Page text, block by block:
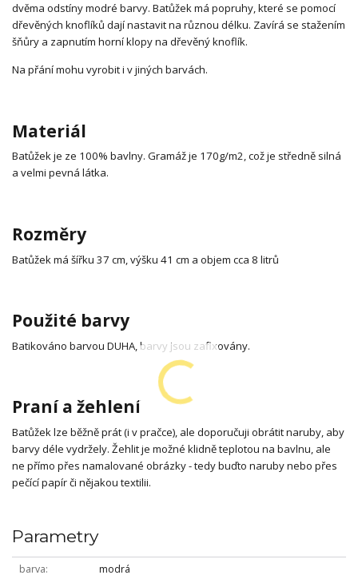
dvěma odstíny modré barvy. Batůžek má popruhy, které se pomocí
dřevěných knoflíků dají nastavit na různou délku. Zavírá se stažením
šňůry a zapnutím horní klopy na dřevěný knoflík.
Na přání mohu vyrobit i v jiných barvách.
Materiál
Batůžek je ze 100% bavlny. Gramáž je 170g/m2, což je středně silná
a velmi pevná látka.
Rozměry
Batůžek má šířku 37 cm, výšku 41 cm a objem cca 8 litrů
Použité barvy
Batikováno barvou DUHA, barvy jsou zafixovány.
Praní a žehlení
Batůžek lze běžně prát (i v pračce), ale doporučuji obrátit naruby, aby
barvy déle vydržely. Žehlit je možné klidně teplotou na bavlnu, ale
ne přímo přes namalované obrázky - tedy buďto naruby nebo přes
pečící papír či nějakou textilii.
Parametry
barva
modrá